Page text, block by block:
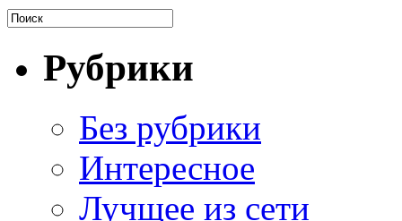
Рубрики
Без рубрики
Интересное
Лучщее из сети